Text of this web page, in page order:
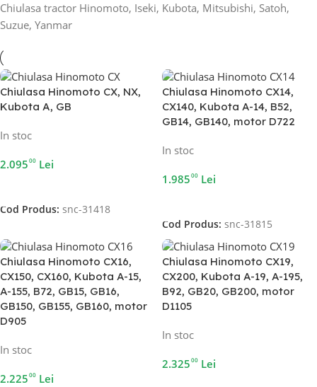
Chiulasa tractor Hinomoto, Iseki, Kubota, Mitsubishi, Satoh,
Suzue, Yanmar
Chiulasa Hinomoto CX, NX,
Kubota A, GB
In stoc
2.09500 Lei
Cod Produs: snc-31418
Chiulasa Hinomoto CX14,
CX140, Kubota A-14, B52,
GB14, GB140, motor D722
In stoc
1.98500 Lei
Cod Produs: snc-31815
Chiulasa Hinomoto CX16,
CX150, CX160, Kubota A-15,
A-155, B72, GB15, GB16,
GB150, GB155, GB160, motor
D905
In stoc
2.22500 Lei
Chiulasa Hinomoto CX19,
CX200, Kubota A-19, A-195,
B92, GB20, GB200, motor
D1105
In stoc
2.32500 Lei